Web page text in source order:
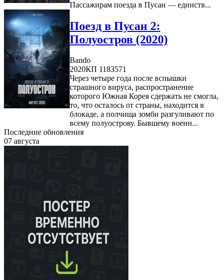
Пассажирам поезда в Пусан — единств...
Поезд в Пусан 2:
Полуостров (2020)
Bando
2020КП 1183571
Через четыре года после вспышки
страшного вируса, распространение
которого Южная Корея сдержать не смогла,
то, что осталось от страны, находится в
блокаде, а полчища зомби разгуливают по
всему полуострову. Бывшему военн...
Последние обновления
07 августа